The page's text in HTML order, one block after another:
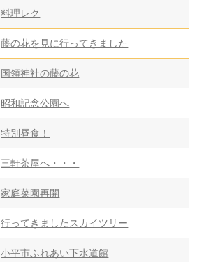
料理レク
藤の花を見に行ってきました
国領神社の藤の花
昭和記念公園へ
特別昼食！
三軒茶屋へ・・・
家庭菜園再開
行ってきましたスカイツリー
小平市ふれあい下水道館